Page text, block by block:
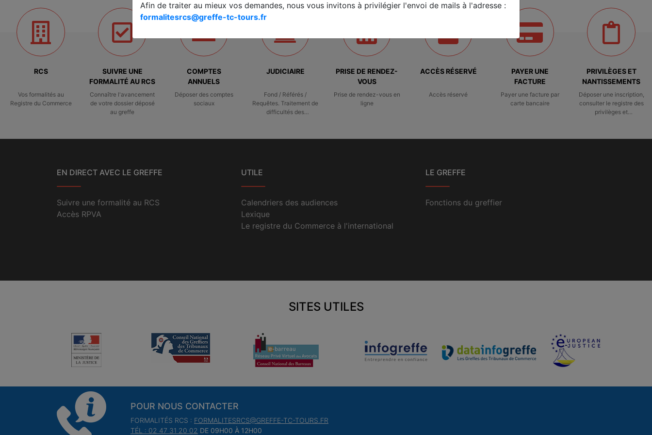
RCS
Vos formalités au
Registre du Commerce
SUIVRE UNE
FORMALITÉ AU RCS
Connaître l'avancement
de votre dossier déposé
au greffe
COMPTES
ANNUELS
Déposer des comptes
sociaux
JUDICIAIRE
Fond / Référés /
Requêtes. Traitement de
difficultés des
PRISE DE RENDEZ-
VOUS
Prise de rendez-vous en
ligne
ACCÈS RÉSERVÉ
Accès réservé
PAYER UNE
FACTURE
Payer une facture par
carte bancaire
PRIVILÈGES ET
NANTISSEMENTS
Déposer une inscription,
consulter le registre des
privilèges et
EN DIRECT AVEC LE GREFFE
Suivre une formalité au RCS
Accès RPVA
UTILE
Calendriers des audiences
Lexique
Le registre du Commerce à l'international
LE GREFFE
Fonctions du greffier
SITES UTILES
POUR NOUS CONTACTER
FORMALITÉS RCS : FORMALITESRCS@GREFFE-TC-TOURS.FR
TÉL : 02 47 31 20 02 DE 09H00 À 12H00
Afin de traiter au mieux vos demandes, nous vous invitons à privilégier l'envoi de mails à l'adresse :
formalitesrcs@greffe-tc-tours.fr